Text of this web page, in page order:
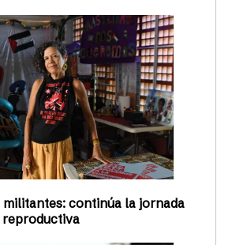
militantes: continúa la jornada